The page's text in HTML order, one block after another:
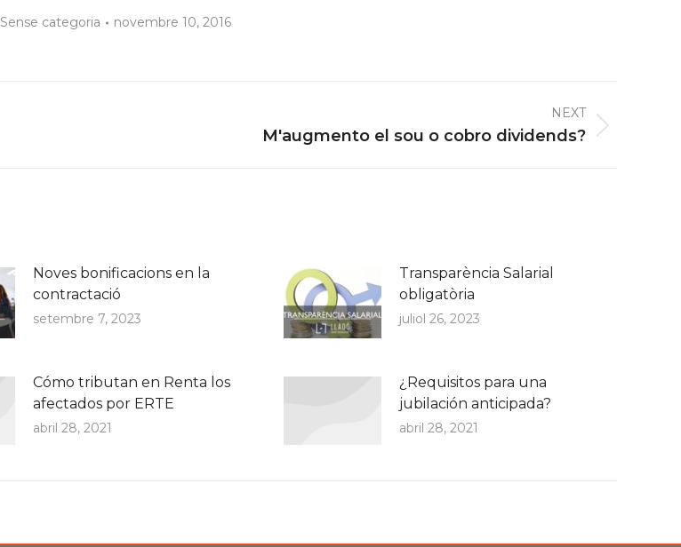
Sense categoria novembre 10, 2016
NEXT
M'augmento el sou o cobro dividends?
Noves bonificacions en la
contractació
setembre 7, 2023
Transparència Salarial
obligatòria
juliol 26, 2023
Cómo tributan en Renta los
afectados por ERTE
abril 28, 2021
¿Requisitos para una
jubilación anticipada?
abril 28, 2021